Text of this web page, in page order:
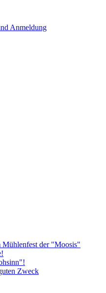
Anmeldung
der "Moosis"
Zweck